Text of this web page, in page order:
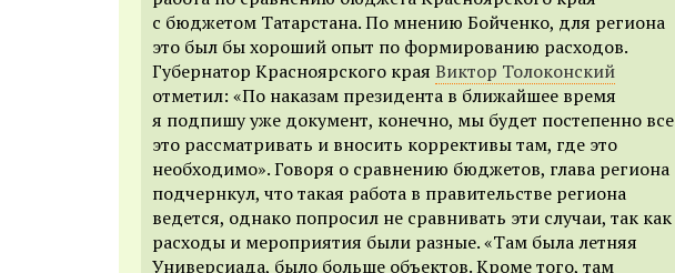
с бюджетом Татарстана. По мнению Бойченко, для региона
это был бы хороший опыт по формированию расходов.
Губернатор Красноярского края Виктор Толоконский
отметил: «По наказам президента в ближайшее время
я подпишу уже документ, конечно, мы будет постепенно все
это рассматривать и вносить коррективы там, где это
необходимо». Говоря о сравнению бюджетов, глава региона
подчернкул, что такая работа в правительстве региона
ведется, однако попросил не сравнивать эти случаи, так как
расходы и мероприятия были разные. «Там была летняя
Универсиада, было больше объектов. Кроме того, там